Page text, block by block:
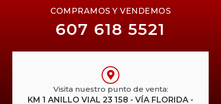
COMPRAMOS Y VENDEMOS
607 618 5521
Visita nuestro punto de venta:
KM 1 ANILLO VIAL 23 158 - VÍA FLORIDA -